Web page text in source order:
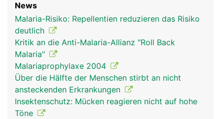
News
Malaria-Risiko: Repellentien reduzieren das Risiko
deutlich
Kritik an die Anti-Malaria-Allianz "Roll Back
Malaria"
Malariaprophylaxe 2004
Über die Hälfte der Menschen stirbt an nicht
ansteckenden Erkrankungen
Insektenschutz: Mücken reagieren nicht auf hohe
Töne